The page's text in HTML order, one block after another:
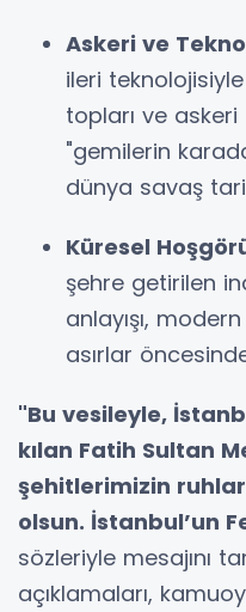
Askeri ve
ileri
topları ve
"gemilerin
dünya savaş
Küresel
şehre getirilen
anlayışı,
asırlar
"Bu vesileyle,
kılan Fatih Sultan
şehitlerimizin
olsun. İstanbul’un
sözleriyle mesajını
açıklamaları,